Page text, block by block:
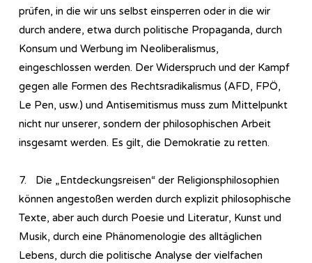
prüfen, in die wir uns selbst einsperren oder in die wir
durch andere, etwa durch politische Propaganda, durch
Konsum und Werbung im Neoliberalismus,
eingeschlossen werden. Der Widerspruch und der Kampf
gegen alle Formen des Rechtsradikalismus (AFD, FPÖ,
Le Pen, usw.) und Antisemitismus muss zum Mittelpunkt
nicht nur unserer, sondern der philosophischen Arbeit
insgesamt werden. Es gilt, die Demokratie zu retten.
7. Die „Entdeckungsreisen“ der Re­li­gi­ons­phi­lo­so­phien
können angestoßen werden durch explizit philosophische
Texte, aber auch durch Poesie und Literatur, Kunst und
Musik, durch eine Phänomenologie des alltäglichen
Lebens, durch die politische Analyse der vielfachen